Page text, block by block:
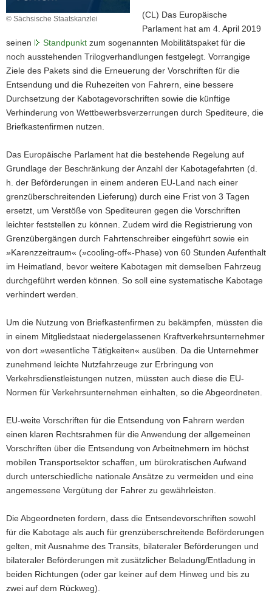
© Sächsische Staatskanzlei
(CL) Das Europäische
Parlament hat am 4. April 2019
seinen
Standpunkt zum sogenannten Mobilitätspaket für die
noch ausstehenden Trilogverhandlungen festgelegt. Vorrangige
Ziele des Pakets sind die Erneuerung der Vorschriften für die
Entsendung und die Ruhezeiten von Fahrern, eine bessere
Durchsetzung der Kabotagevorschriften sowie die künftige
Verhinderung von Wettbewerbsverzerrungen durch Spediteure, die
Briefkastenfirmen nutzen.
Das Europäische Parlament hat die bestehende Regelung auf
Grundlage der Beschränkung der Anzahl der Kabotagefahrten (d.
h. der Beförderungen in einem anderen EU-Land nach einer
grenzüberschreitenden Lieferung) durch eine Frist von 3 Tagen
ersetzt, um Verstöße von Spediteuren gegen die Vorschriften
leichter feststellen zu können. Zudem wird die Registrierung von
Grenzübergängen durch Fahrtenschreiber eingeführt sowie ein
»Karenzzeitraum« (»cooling-off«-Phase) von 60 Stunden Aufenthalt
im Heimatland, bevor weitere Kabotagen mit demselben Fahrzeug
durchgeführt werden können. So soll eine systematische Kabotage
verhindert werden.
Um die Nutzung von Briefkastenfirmen zu bekämpfen, müssten die
in einem Mitgliedstaat niedergelassenen Kraftverkehrsunternehmer
von dort »wesentliche Tätigkeiten« ausüben. Da die Unternehmer
zunehmend leichte Nutzfahrzeuge zur Erbringung von
Verkehrsdienstleistungen nutzen, müssten auch diese die EU-
Normen für Verkehrsunternehmen einhalten, so die Abgeordneten.
EU-weite Vorschriften für die Entsendung von Fahrern werden
einen klaren Rechtsrahmen für die Anwendung der allgemeinen
Vorschriften über die Entsendung von Arbeitnehmern im höchst
mobilen Transportsektor schaffen, um bürokratischen Aufwand
durch unterschiedliche nationale Ansätze zu vermeiden und eine
angemessene Vergütung der Fahrer zu gewährleisten.
Die Abgeordneten fordern, dass die Entsendevorschriften sowohl
für die Kabotage als auch für grenzüberschreitende Beförderungen
gelten, mit Ausnahme des Transits, bilateraler Beförderungen und
bilateraler Beförderungen mit zusätzlicher Beladung/Entladung in
beiden Richtungen (oder gar keiner auf dem Hinweg und bis zu
zwei auf dem Rückweg).